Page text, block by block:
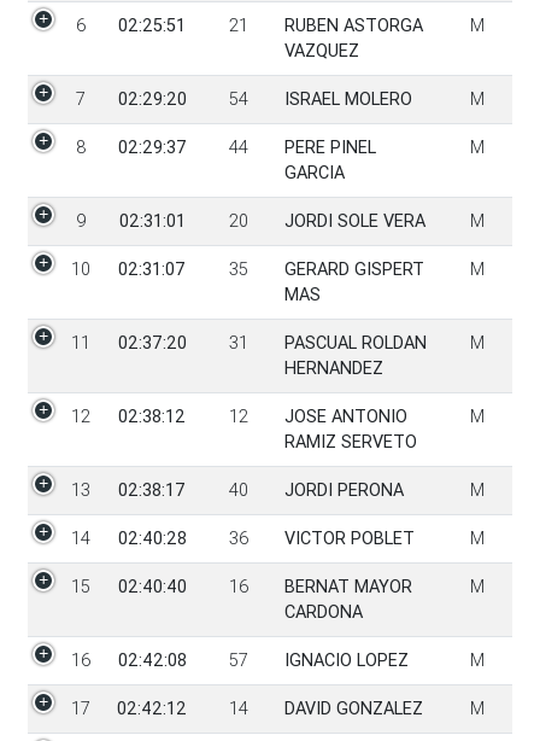
6 02:25:51 21
RUBEN ASTORGA
VAZQUEZ
M
7 02:29:20 54 ISRAEL MOLERO M
8 02:29:37 44
PERE PINEL
GARCIA
M
9 02:31:01 20 JORDI SOLE VERA M
10 02:31:07 35
GERARD GISPERT
MAS
M
11 02:37:20 31
PASCUAL ROLDAN
HERNANDEZ
M
12 02:38:12 12
JOSE ANTONIO
RAMIZ SERVETO
M
13 02:38:17 40 JORDI PERONA M
14 02:40:28 36 VICTOR POBLET M
15 02:40:40 16
BERNAT MAYOR
CARDONA
M
16 02:42:08 57 IGNACIO LOPEZ M
17 02:42:12 14 DAVID GONZALEZ M